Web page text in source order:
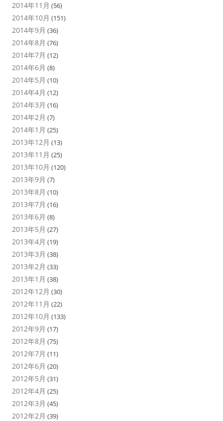
2014年11月 (56)
2014年10月 (151)
2014年9月 (36)
2014年8月 (76)
2014年7月 (12)
2014年6月 (8)
2014年5月 (10)
2014年4月 (12)
2014年3月 (16)
2014年2月 (7)
2014年1月 (25)
2013年12月 (13)
2013年11月 (25)
2013年10月 (120)
2013年9月 (7)
2013年8月 (10)
2013年7月 (16)
2013年6月 (8)
2013年5月 (27)
2013年4月 (19)
2013年3月 (38)
2013年2月 (33)
2013年1月 (38)
2012年12月 (30)
2012年11月 (22)
2012年10月 (133)
2012年9月 (17)
2012年8月 (75)
2012年7月 (11)
2012年6月 (20)
2012年5月 (31)
2012年4月 (25)
2012年3月 (45)
2012年2月 (39)